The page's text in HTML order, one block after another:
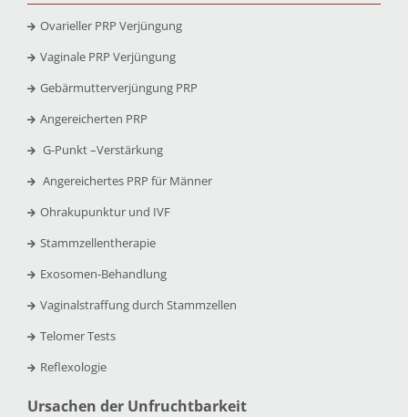
Ovarieller PRP Verjüngung
Vaginale PRP Verjüngung
Gebärmutterverjüngung PRP
Angereicherten PRP
G-Punkt –Verstärkung
Angereichertes PRP für Männer
Ohrakupunktur und IVF
Stammzellentherapie
Exosomen-Behandlung
Vaginalstraffung durch Stammzellen
Telomer Tests
Reflexologie
Ursachen der Unfruchtbarkeit